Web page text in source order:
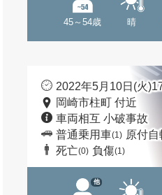
45～54歳 晴
2022年5月10日(火
岡崎市柱町 付近
車両相互 小破事故
普通乗用車(1) 原付自
死亡(0) 負傷(1)
他